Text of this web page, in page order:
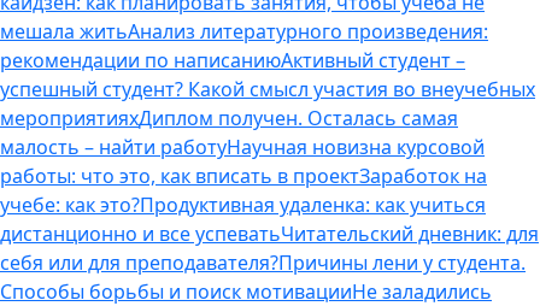
мешала житьАнализ литературного произведения:
рекомендации по написаниюАктивный студент –
успешный студент? Какой смысл участия во внеучебных
мероприятияхДиплом получен. Осталась самая
малость – найти работуНаучная новизна курсовой
работы: что это, как вписать в проектЗаработок на
учебе: как это?Продуктивная удаленка: как учиться
дистанционно и все успеватьЧитательский дневник: для
себя или для преподавателя?Причины лени у студента.
Способы борьбы и поиск мотивацииНе заладились